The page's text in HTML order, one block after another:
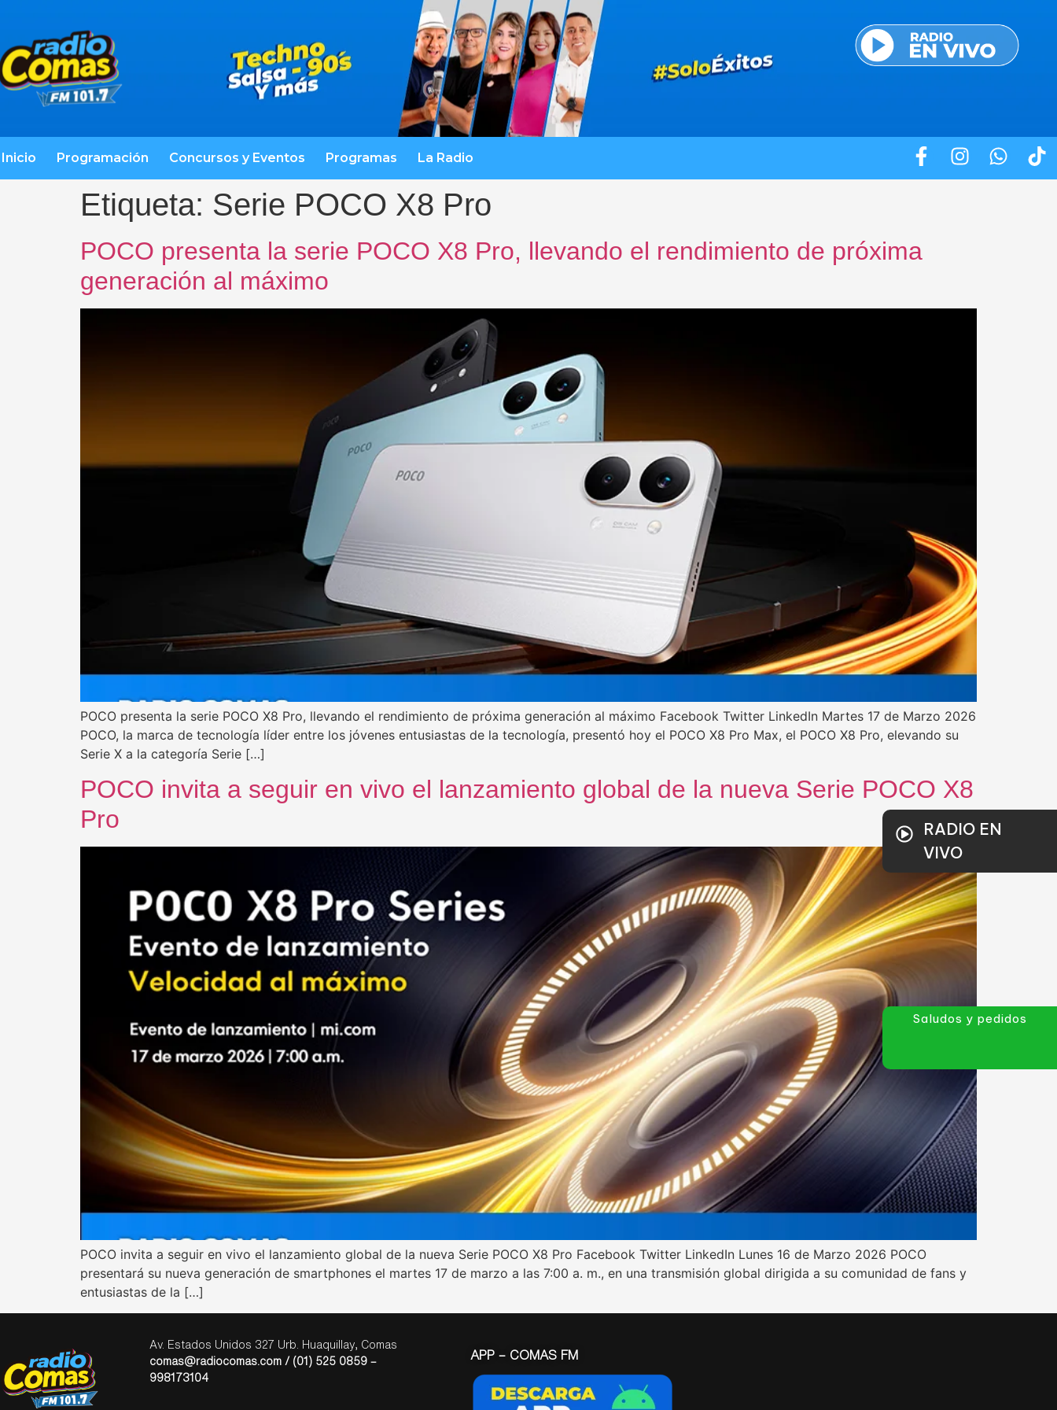
Inicio Programación Concursos y Eventos Programas La Radio
Etiqueta: Serie POCO X8 Pro
POCO presenta la serie POCO X8 Pro, llevando el rendimiento de próxima
generación al máximo
POCO presenta la serie POCO X8 Pro, llevando el rendimiento de próxima generación al máximo Facebook Twitter LinkedIn Martes 17 de Marzo 2026
POCO, la marca de tecnología líder entre los jóvenes entusiastas de la tecnología, presentó hoy el POCO X8 Pro Max, el POCO X8 Pro, elevando su
Serie X a la categoría Serie […]
POCO invita a seguir en vivo el lanzamiento global de la nueva Serie POCO X8
Pro
POCO invita a seguir en vivo el lanzamiento global de la nueva Serie POCO X8 Pro Facebook Twitter LinkedIn Lunes 16 de Marzo 2026 POCO
presentará su nueva generación de smartphones el martes 17 de marzo a las 7:00 a. m., en una transmisión global dirigida a su comunidad de fans y
entusiastas de la […]
Av. Estados Unidos 327 Urb. Huaquillay, Comas
comas@radiocomas.com / (01) 525 0859 –
998173104
APP – COMAS FM
RADIO EN
VIVO
Saludos y pedidos